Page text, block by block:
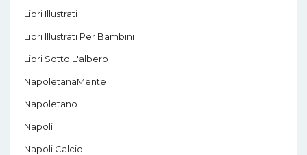
Libri Illustrati
Libri Illustrati Per Bambini
Libri Sotto L'albero
NapoletanaMente
Napoletano
Napoli
Napoli Calcio